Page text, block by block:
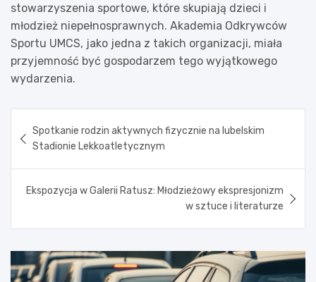
stowarzyszenia sportowe, które skupiają dzieci i
młodzież niepełnosprawnych. Akademia Odkrywców
Sportu UMCS, jako jedna z takich organizacji, miała
przyjemność być gospodarzem tego wyjątkowego
wydarzenia.
wpisu
Spotkanie rodzin aktywnych fizycznie na lubelskim
Stadionie Lekkoatletycznym
Ekspozycja w Galerii Ratusz: Młodzieżowy ekspresjonizm
w sztuce i literaturze